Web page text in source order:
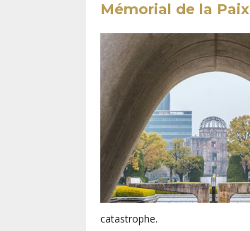
Mémorial de la Paix
catastrophe.